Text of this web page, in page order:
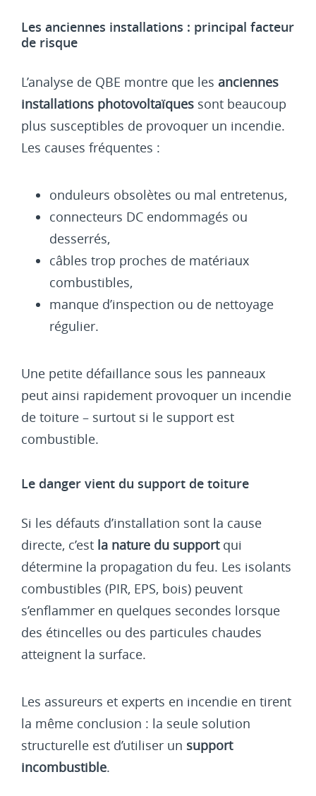
Les anciennes installations : principal facteur
de risque
L’analyse de QBE montre que les anciennes
installations photovoltaïques sont beaucoup
plus susceptibles de provoquer un incendie.
Les causes fréquentes :
onduleurs obsolètes ou mal entretenus,
connecteurs DC endommagés ou
desserrés,
câbles trop proches de matériaux
combustibles,
manque d’inspection ou de nettoyage
régulier.
Une petite défaillance sous les panneaux
peut ainsi rapidement provoquer un incendie
de toiture – surtout si le support est
combustible.
Le danger vient du support de toiture
Si les défauts d’installation sont la cause
directe, c’est la nature du supportqui
détermine la propagation du feu. Les isolants
combustibles (PIR, EPS, bois) peuvent
s’enflammer en quelques secondes lorsque
des étincelles ou des particules chaudes
atteignent la surface.
Les assureurs et experts en incendie en tirent
la même conclusion : la seule solution
structurelle est d’utiliser un support
incombustible.